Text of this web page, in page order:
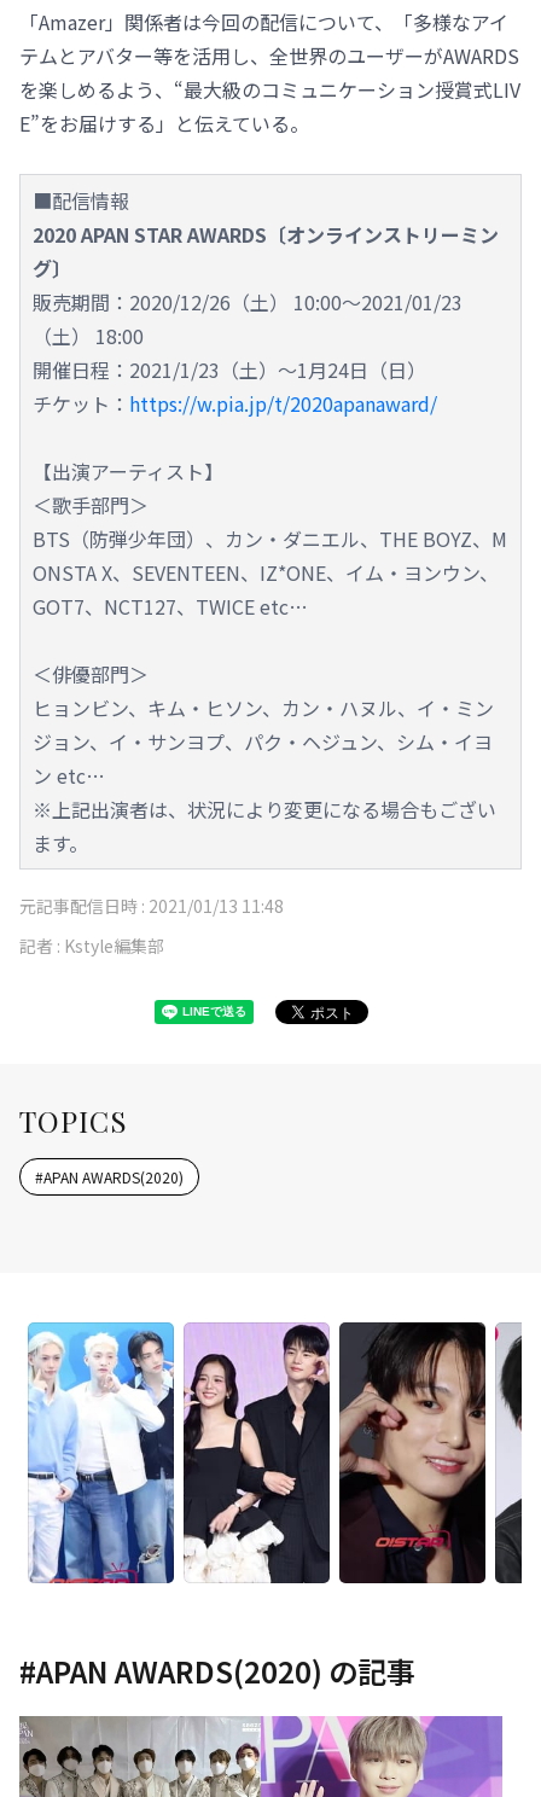
「Amazer」関係者は今回の配信について、「多様なアイ
テムとアバター等を活用し、全世界のユーザーがAWARDS
を楽しめるよう、“最大級のコミュニケーション授賞式LIV
E”をお届けする」と伝えている。
■配信情報
2020 APAN STAR AWARDS〔オンラインストリーミン
グ〕
販売期間：2020/12/26（土） 10:00～2021/01/23
（土） 18:00
開催日程：2021/1/23（土）～1月24日（日）
チケット： https://w.pia.jp/t/2020apanaward/
【出演アーティスト】
＜歌手部門＞
BTS（防弾少年団）、カン・ダニエル、THE BOYZ、M
ONSTA X、SEVENTEEN、IZ*ONE、イム・ヨンウン、
GOT7、NCT127、TWICE etc…
＜俳優部門＞
ヒョンビン、キム・ヒソン、カン・ハヌル、イ・ミン
ジョン、イ・サンヨプ、パク・ヘジュン、シム・イヨ
ン etc…
※上記出演者は、状況により変更になる場合もござい
ます。
元記事配信日時 : 2021/01/13 11:48
記者 : Kstyle編集部
TOPICS
#APAN AWARDS(2020)
#APAN AWARDS(2020) の記事